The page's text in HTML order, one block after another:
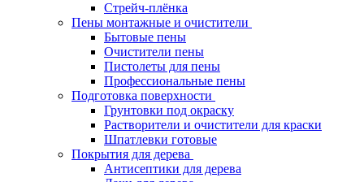
Стрейч-плёнка
Пены монтажные и очистители
Бытовые пены
Очистители пены
Пистолеты для пены
Профессиональные пены
Подготовка поверхности
Грунтовки под окраску
Растворители и очистители для краски
Шпатлевки готовые
Покрытия для дерева
Антисептики для дерева